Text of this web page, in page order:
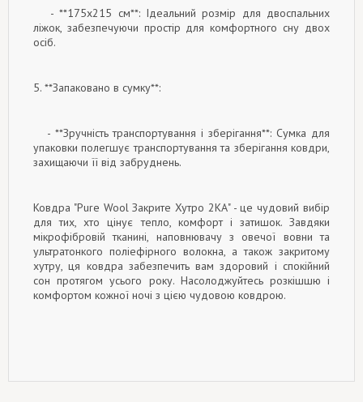
- **175x215 см**: Ідеальний розмір для двоспальних
ліжок, забезпечуючи простір для комфортного сну двох
осіб.
5. **Запаковано в сумку**:
- **Зручність транспортування і зберігання**: Сумка для
упаковки полегшує транспортування та зберігання ковдри,
захищаючи її від забруднень.
Ковдра "Pure Wool Закрите Хутро 2КА" - це чудовий вибір
для тих, хто цінує тепло, комфорт і затишок. Завдяки
мікрофібровій тканині, наповнювачу з овечої вовни та
ультратонкого поліефірного волокна, а також закритому
хутру, ця ковдра забезпечить вам здоровий і спокійний
сон протягом усього року. Насолоджуйтесь розкішшю і
комфортом кожної ночі з цією чудовою ковдрою.